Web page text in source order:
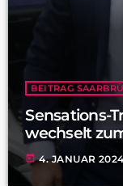
BEITRAG
Sensations-
wechselt
today 4. JANUAR 2024